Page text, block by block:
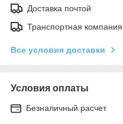
Доставка почтой
Транспортная компания
Все условия доставки
Условия оплаты
Безналичный расчет